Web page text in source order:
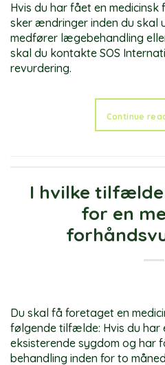
Hvis du har fået en
sker ændringer inden du skal
medfører lægebehandling
skal du kontakte SOS
revurdering.
Continue
I hvilke
for en
Du skal få foretaget en
følgende tilfælde: Hvis du har
eksisterende sygdom og har
behandling inden for to